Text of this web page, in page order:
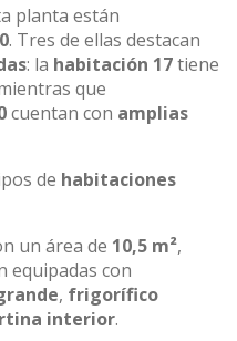
planta están
. Tres de ellas destacan
: la habitación 17tiene
que
cuentan con amplias
de habitaciones
un área de 10,5 m²,
equipadas con
, frigorífico
interior.